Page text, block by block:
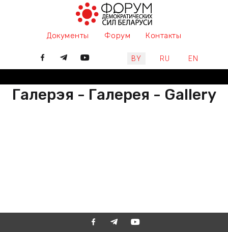
Документы Форум Контакты
Выберите язык
BY RU EN
Галерэя - Галерея - Gallery